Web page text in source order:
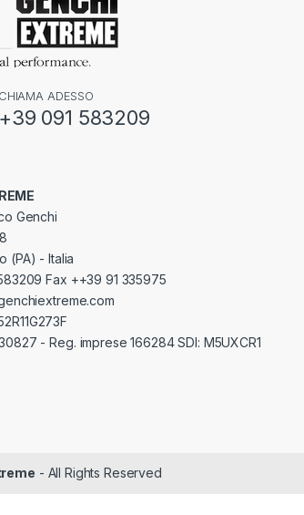
CHIAMA ADESSO
+39 091 583209
Genchi
(PA) - Italia
Fax ++39 91 335975
- Reg. imprese 166284 SDI: M5UXCR1
- All Rights Reserved